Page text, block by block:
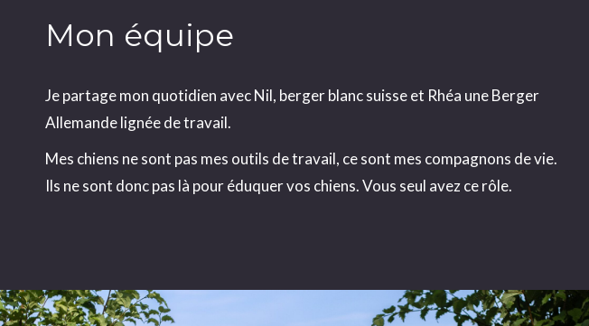
Mon équipe
Je partage mon quotidien avec Nil, berger blanc suisse et Rhéa une Berger
Allemande lignée de travail.
Mes chiens ne sont pas mes outils de travail, ce sont mes compagnons de vie.
Ils ne sont donc pas là pour éduquer vos chiens. Vous seul avez ce rôle.